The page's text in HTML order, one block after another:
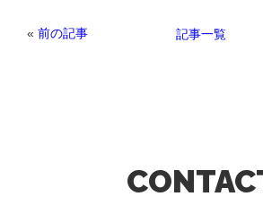
記事一覧
« 前の記事